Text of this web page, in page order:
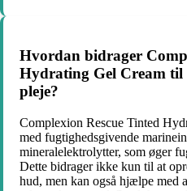
Hvordan bidrager
Hydrating Gel Cream til
pleje?
Complexion Rescue Tinted
med fugtighedsgivende
mineralelektrolytter, som øger
Dette bidrager ikke kun til at
hud, men kan også hjælpe med